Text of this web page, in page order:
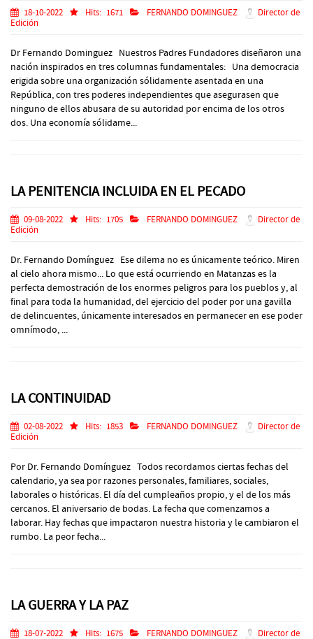
18-10-2022 Hits: 1671 FERNANDO DOMINGUEZ
Director de
Edición
Dr Fernando Dominguez Nuestros Padres Fundadores diseñaron una
nación inspirados en tres columnas fundamentales: Una democracia
erigida sobre una organización sólidamente asentada en una
República, con tres poderes independientes que asegurasen que
ninguno de ellos abusara de su autoridad por encima de los otros
dos. Una economía sólidame...
LA PENITENCIA INCLUIDA EN EL PECADO
09-08-2022 Hits: 1705 FERNANDO DOMINGUEZ
Director de
Edición
Dr. Fernando Domínguez Ese dilema no es únicamente teórico. Miren
al cielo ahora mismo... Lo que está ocurriendo en Matanzas es la
perfecta demostración de los enormes peligros para los pueblos y, al
final para toda la humanidad, del ejercicio del poder por una gavilla
de delincuentes, únicamente interesados en permanecer en ese poder
omnímodo, ...
LA CONTINUIDAD
02-08-2022 Hits: 1853 FERNANDO DOMINGUEZ
Director de
Edición
Por Dr. Fernando Domínguez Todos recordamos ciertas fechas del
calendario, ya sea por razones personales, familiares, sociales,
laborales o históricas. El día del cumpleaños propio, y el de los más
cercanos. El aniversario de bodas. La fecha que comenzamos a
laborar. Hay fechas que impactaron nuestra historia y le cambiaron el
rumbo. La peor fecha...
LA GUERRA Y LA PAZ
18-07-2022 Hits: 1675 FERNANDO DOMINGUEZ
Director de